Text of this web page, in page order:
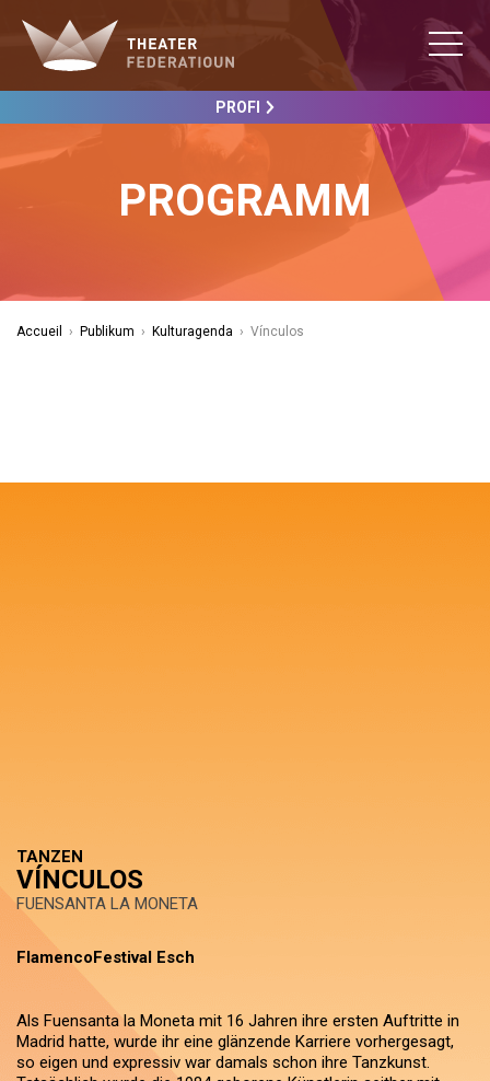
PROFI
PROGRAMM
Accueil › Publikum › Kulturagenda › Vínculos
TANZEN
VÍNCULOS
FUENSANTA LA MONETA
FlamencoFestival Esch
Als Fuensanta la Moneta mit 16 Jahren ihre ersten Auftritte in
Madrid hatte, wurde ihr eine glänzende Karriere vorhergesagt,
so eigen und expressiv war damals schon ihre Tanzkunst.